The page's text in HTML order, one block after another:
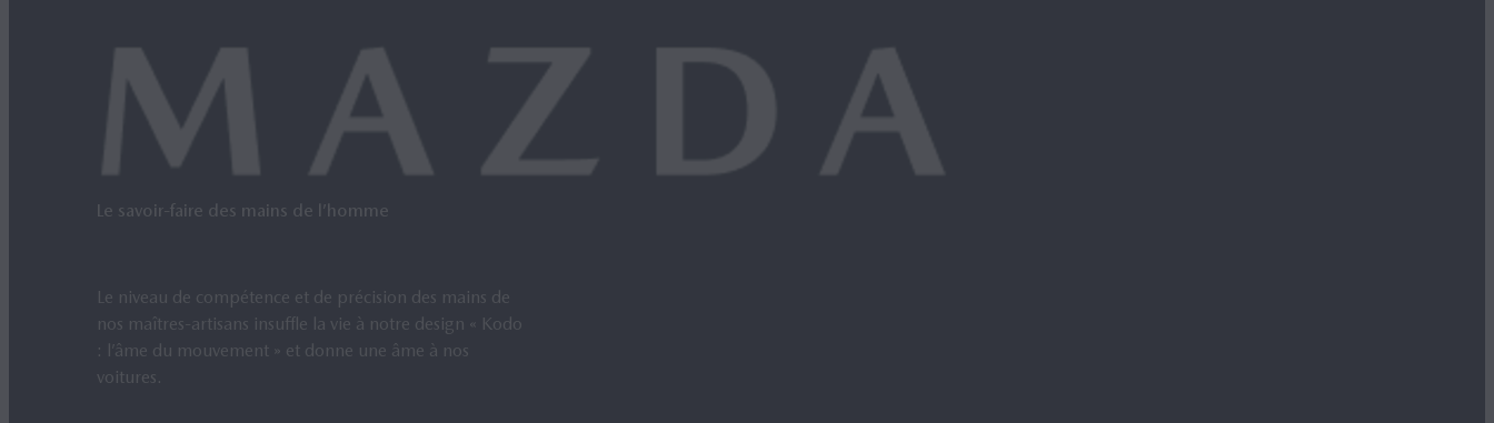
Le savoir-faire des mains de l’homme
Le niveau de compétence et de précision des mains de
nos maîtres-artisans insuffle la vie à notre design « Kodo
: l’âme du mouvement » et donne une âme à nos
voitures.